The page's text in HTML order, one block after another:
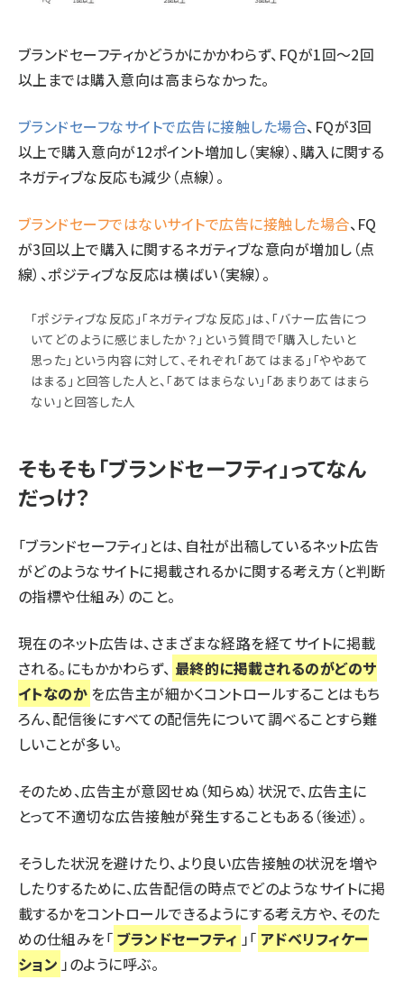
ブランドセーフティかどうかにかかわらず、FQが1回～2回
以上までは購入意向は高まらなかった。
ブランドセーフなサイトで広告に接触した場合、FQが3回
以上で購入意向が12ポイント増加し（実線）、購入に関する
ネガティブな反応も減少（点線）。
ブランドセーフではないサイトで広告に接触した場合、FQ
が3回以上で購入に関するネガティブな意向が増加し（点
線）、ポジティブな反応は横ばい（実線）。
「ポジティブな反応」「ネガティブな反応」は、「バナー広告につ
いてどのように感じましたか？」という質問で「購入したいと
思った」という内容に対して、それぞれ「あてはまる」「ややあて
はまる」と回答した人と、「あてはまらない」「あまりあてはまら
ない」と回答した人
そもそも「ブランドセーフティ」ってなん
だっけ？
「ブランドセーフティ」とは、自社が出稿しているネット広告
がどのようなサイトに掲載されるかに関する考え方（と判断
の指標や仕組み）のこと。
現在のネット広告は、さまざまな経路を経てサイトに掲載
される。にもかかわらず、 最終的に掲載されるのがどのサ
イトなのか を広告主が細かくコントロールすることはもち
ろん、配信後にすべての配信先について調べることすら難
しいことが多い。
そのため、広告主が意図せぬ（知らぬ）状況で、広告主に
とって不適切な広告接触が発生することもある（後述）。
そうした状況を避けたり、より良い広告接触の状況を増や
したりするために、広告配信の時点でどのようなサイトに掲
載するかをコントロールできるようにする考え方や、そのた
めの仕組みを「 ブランドセーフティ 」「 アドベリフィケー
ション 」のように呼ぶ。